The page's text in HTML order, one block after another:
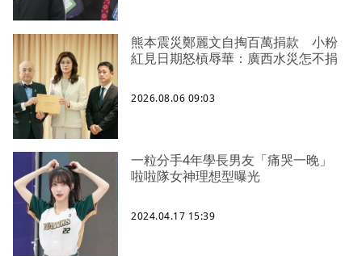
熊本震災鄭麗文自掏百萬捐款 小粉
紅見日期怒槓辱華：廣西水災怎不捐
2026.08.06 09:03
一粒分手4年學長男友「痛哭一晚」
啦啦隊女神理想型曝光
2024.04.17 15:39